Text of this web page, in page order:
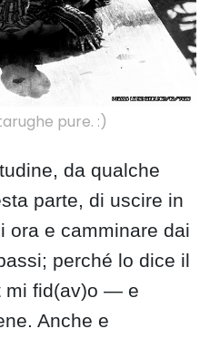
pure. :)
da qualche
parte, di uscire in
ora e camminare dai
perché lo dice il
mi fid(av)o — e
Anche e